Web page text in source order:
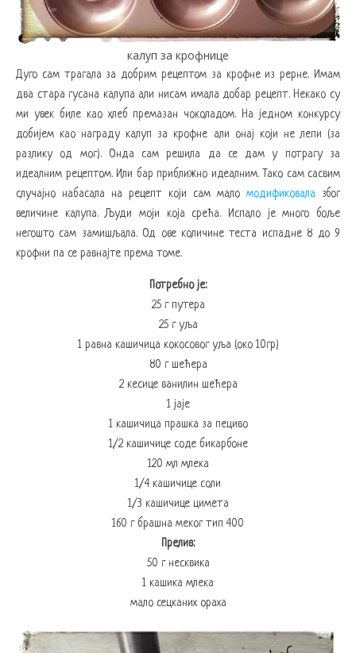
калуп за крофнице
Дуго сам трагала за добрим рецептом за крофне из рерне. Имам
два стара гусана калупа али нисам имала добар рецепт. Некако су
ми увек биле као хлеб премазан чоколадом. На једном конкурсу
добијем као награду калуп за крофне али онај који не лепи (за
разлику од мог). Онда сам решила да се дам у потрагу за
идеалним рецептом. Или бар приближно идеалним. Тако сам сасвим
случајно набасала на рецепт који сам мало модификовала због
величине калупа. Људи моји која срећа. Испало је много боље
негошто сам замишљала. Од ове количине теста испадне 8 до 9
крофни па се равнајте према томе.
Потребно је:
25 г путера
25 г уља
1 равна кашичица кокосовог уља (око 10гр)
80 г шећера
2 кесице ванилин шећера
1 јаје
1 кашичица прашка за пециво
1/2 кашичице соде бикарбоне
120 мл млека
1/4 кашичице соли
1/3 кашичице цимета
160 г брашна меког тип 400
Прелив:
50 г несквика
1 кашика млека
мало сецканих ораха